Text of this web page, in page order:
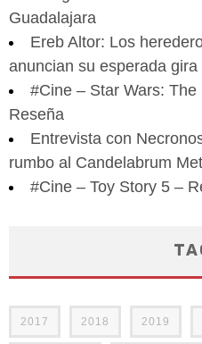
Guadalajara
Ereb Altor: Los
anuncian su esperada
#Cine – Star Wars:
Reseña
Entrevista con
rumbo al Candelabrum
#Cine – Toy Story 5 –
2017 2018 2019